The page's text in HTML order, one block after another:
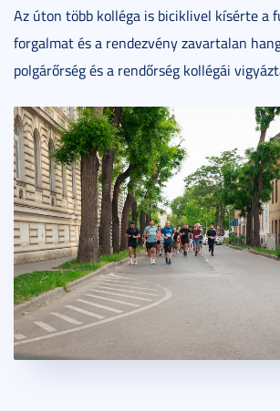
Az úton több kolléga is biciklivel kísérte a
forgalmat és a rendezvény zavartalan
polgárőrség és a rendőrség kollégái